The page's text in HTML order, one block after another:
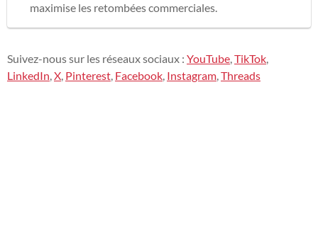
maximise les retombées commerciales.
Suivez-nous sur les réseaux sociaux : YouTube,TikTok,
LinkedIn,X, Pinterest, Facebook, Instagram,Threads